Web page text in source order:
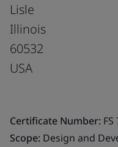
Lisle
Illinois
60532
USA
Certificate Number:
Scope: Design and